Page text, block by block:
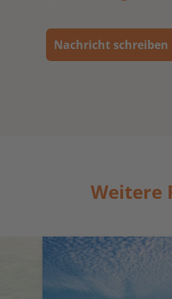
Nachricht schreiben
Weitere